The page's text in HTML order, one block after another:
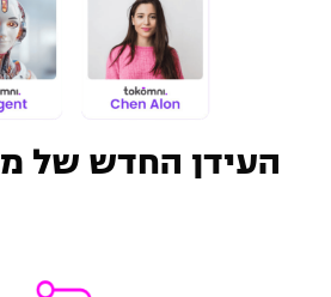
העידן החדש של